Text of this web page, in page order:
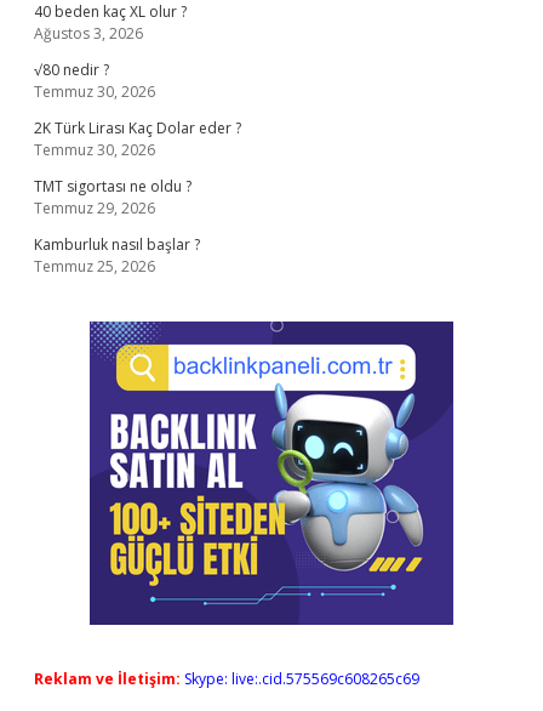
40 beden kaç XL olur ?
Ağustos 3, 2026
√80 nedir ?
Temmuz 30, 2026
2K Türk Lirası Kaç Dolar eder ?
Temmuz 30, 2026
TMT sigortası ne oldu ?
Temmuz 29, 2026
Kamburluk nasıl başlar ?
Temmuz 25, 2026
Reklam ve İletişim: Skype: live:.cid.575569c608265c69